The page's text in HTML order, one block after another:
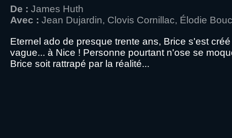
De : James Huth
Avec : Jean Dujardin, Clovis Cornillac, Élodie
Eternel ado de presque trente ans, Brice s'est
vague... à Nice ! Personne pourtant n'ose se
Brice soit rattrapé par la réalité...